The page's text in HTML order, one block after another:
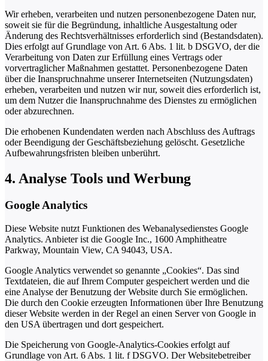
Wir erheben, verarbeiten und nutzen personenbezogene Daten nur,
soweit sie für die Begründung, inhaltliche Ausgestaltung oder
Änderung des Rechtsverhältnisses erforderlich sind (Bestandsdaten).
Dies erfolgt auf Grundlage von Art. 6 Abs. 1 lit. b DSGVO, der die
Verarbeitung von Daten zur Erfüllung eines Vertrags oder
vorvertraglicher Maßnahmen gestattet. Personenbezogene Daten
über die Inanspruchnahme unserer Internetseiten (Nutzungsdaten)
erheben, verarbeiten und nutzen wir nur, soweit dies erforderlich ist,
um dem Nutzer die Inanspruchnahme des Dienstes zu ermöglichen
oder abzurechnen.
Die erhobenen Kundendaten werden nach Abschluss des Auftrags
oder Beendigung der Geschäftsbeziehung gelöscht. Gesetzliche
Aufbewahrungsfristen bleiben unberührt.
4. Analyse Tools und Werbung
Google Analytics
Diese Website nutzt Funktionen des Webanalysedienstes Google
Analytics. Anbieter ist die Google Inc., 1600 Amphitheatre
Parkway, Mountain View, CA 94043, USA.
Google Analytics verwendet so genannte „Cookies“. Das sind
Textdateien, die auf Ihrem Computer gespeichert werden und die
eine Analyse der Benutzung der Website durch Sie ermöglichen.
Die durch den Cookie erzeugten Informationen über Ihre Benutzung
dieser Website werden in der Regel an einen Server von Google in
den USA übertragen und dort gespeichert.
Die Speicherung von Google-Analytics-Cookies erfolgt auf
Grundlage von Art. 6 Abs. 1 lit. f DSGVO. Der Websitebetreiber